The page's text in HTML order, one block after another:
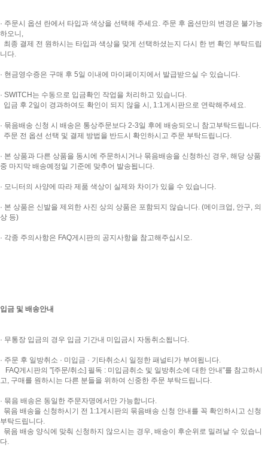
· 주문시 옵션 란에서 타입과 색상을 선택해 주세요. 주문 후 옵션만의 변경은 불가능
하오니,
최종 결제 전 원하시는 타입과 색상을 맞게 선택하셨는지 다시 한 번 확인 부탁드립
니다.
· 현금영수증은 구매 후 5일 이내에 마이페이지에서 발급받으실 수 있습니다.
· SWITCH는 수동으로 입금확인 작업을 처리하고 있습니다.
입금 후 2일이 경과하여도 확인이 되지 않을 시, 1:1게시판으로 연락해주세요.
· 묶음배송 신청 시 배송은 통상주문보다 2-3일 후에 배송되오니 참고부탁드립니다.
주문 전 옵션 선택 및 결제 방법을 반드시 확인하시고 주문 부탁드립니다.
· 본 상품과 다른 상품을 동시에 주문하시거나 묶음배송을 신청하신 경우, 해당 상품
중 마지막 배송예정일 기준에 맞추어 발송됩니다.
· 모니터의 사양에 따라 제품 색상이 실제와 차이가 있을 수 있습니다.
· 본 상품은 신발을 제외한 사진 상의 상품은 포함되지 않습니다. (메이크업, 안구, 의
상 등)
· 각종 주의사항은 FAQ게시판의 공지사항을 참고해주십시오.
입금 및 배송안내
· 무통장 입금의 경우 입금 기간내 미입금시 자동취소됩니다.
· 주문 후 일방취소 · 미입금 · 기타취소시 일정한 패널티가 부여됩니다.
FAQ게시판의 "[주문/취소] 필독 : 미입금취소 및 일방취소에 대한 안내"를 참고하시
고, 구매를 원하시는 다른 분들을 위하여 신중한 주문 부탁드립니다.
· 묶음 배송은 동일한 주문자명에서만 가능합니다.
묶음 배송을 신청하시기 전 1:1게시판의 묶음배송 신청 안내를 꼭 확인하시고 신청
부탁드립니다.
묶음 배송 양식에 맞춰 신청하지 않으시는 경우, 배송이 후순위로 밀려날 수 있습니
다.